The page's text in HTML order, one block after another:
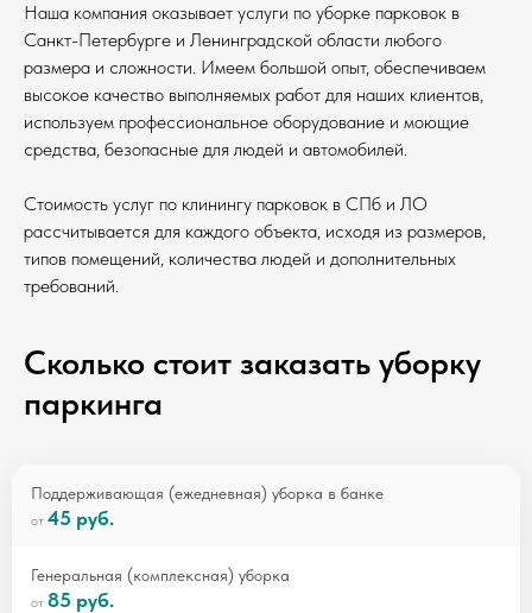
Наша компания оказывает услуги по уборке парковок в
Санкт-Петербурге и Ленинградской области любого
размера и сложности. Имеем большой опыт, обеспечиваем
высокое качество выполняемых работ для наших клиентов,
используем профессиональное оборудование и моющие
средства, безопасные для людей и автомобилей.
Стоимость услуг по клинингу парковок в СПб и ЛО
рассчитывается для каждого объекта, исходя из размеров,
типов помещений, количества людей и дополнительных
требований.
Сколько стоит заказать уборку
паркинга
Поддерживающая (ежедневная) уборка в банке
45 руб.
Генеральная (комплексная) уборка
85 руб.